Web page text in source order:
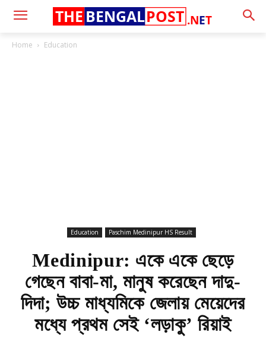
.NET
THE BENGALPOST
Home Education
Education Paschim Medinipur HS Result
Medinipur: একে একে ছেড়ে
গেছেন বাবা-মা, মানুষ করেছেন দাদু-
দিদা; উচ্চ মাধ্যমিকে জেলায় মেয়েদের
মধ্যে প্রথম সেই ‘লড়াকু’ রিয়াই